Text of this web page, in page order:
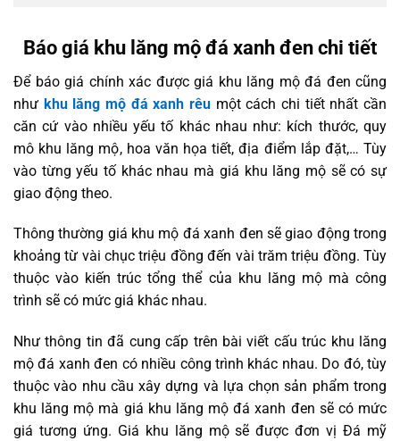
Báo giá khu lăng mộ đá xanh đen chi tiết
Để báo giá chính xác được giá khu lăng mộ đá đen cũng
như khu lăng mộ đá xanh rêu một cách chi tiết nhất cần
căn cứ vào nhiều yếu tố khác nhau như: kích thước, quy
mô khu lăng mộ, hoa văn họa tiết, địa điểm lắp đặt,… Tùy
vào từng yếu tố khác nhau mà giá khu lăng mộ sẽ có sự
giao động theo.
Thông thường giá khu mộ đá xanh đen sẽ giao động trong
khoảng từ vài chục triệu đồng đến vài trăm triệu đồng. Tùy
thuộc vào kiến trúc tổng thể của khu lăng mộ mà công
trình sẽ có mức giá khác nhau.
Như thông tin đã cung cấp trên bài viết cấu trúc khu lăng
mộ đá xanh đen có nhiều công trình khác nhau. Do đó, tùy
thuộc vào nhu cầu xây dựng và lựa chọn sản phẩm trong
khu lăng mộ mà giá khu lăng mộ đá xanh đen sẽ có mức
giá tương ứng. Giá khu lăng mộ sẽ được đơn vị Đá mỹ